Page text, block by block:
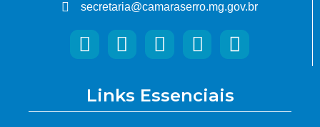
secretaria@camaraserro.mg.gov.br
Links Essenciais